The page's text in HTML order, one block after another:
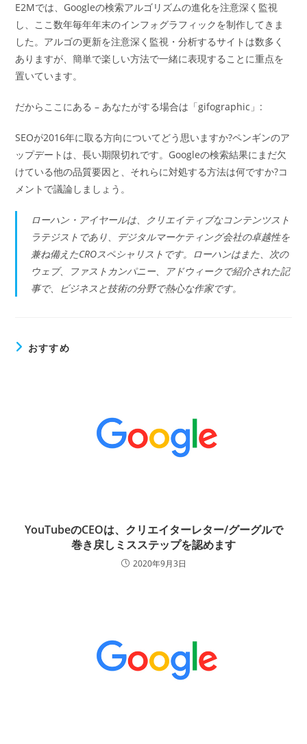
E2Mでは、Googleの検索アルゴリズムの進化を注意深く監視
し、ここ数年毎年年末のインフォグラフィックを制作してきま
した。アルゴの更新を注意深く監視・分析するサイトは数多く
ありますが、簡単で楽しい方法で一緒に表現することに重点を
置いています。
だからここにある – あなたがする場合は「gifographic」:
SEOが2016年に取る方向についてどう思いますか?ペンギンのア
ップデートは、長い期限切れです。Googleの検索結果にまだ欠
けている他の品質要因と、それらに対処する方法は何ですか?コ
メントで議論しましょう。
ローハン・アイヤールは、クリエイティブなコンテンツスト
ラテジストであり、デジタルマーケティング会社の卓越性を
兼ね備えたCROスペシャリストです。ローハンはまた、次の
ウェブ、ファストカンパニー、アドウィークで紹介された記
事で、ビジネスと技術の分野で熱心な作家です。
おすすめ
YouTubeのCEOは、クリエイターレター/グーグルで
巻き戻しミスステップを認めます
2020年9月3日